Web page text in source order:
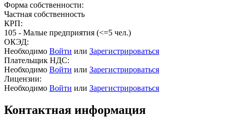
Форма собственности:
Частная собственность
КРП:
105 - Малые предприятия (<=5 чел.)
ОКЭД:
Необходимо Войти или Зарегистрироваться
Плательщик НДС:
Необходимо Войти или Зарегистрироваться
Лицензии:
Необходимо Войти или Зарегистрироваться
Контактная информация